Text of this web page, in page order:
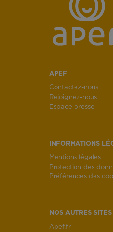
APEF
Contactez-nous
Rejoignez-nous
Espace presse
INFORMATIONS
Mentions légales
Protection des
Préférences des
NOS AUTRES SITES
Apef.fr